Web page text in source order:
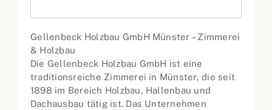
Gellenbeck Holzbau GmbH Münster – Zimmerei
& Holzbau
Die Gellenbeck Holzbau GmbH ist eine
traditionsreiche Zimmerei in Münster, die seit
1898 im Bereich Holzbau, Hallenbau und
Dachausbau tätig ist. Das Unternehmen